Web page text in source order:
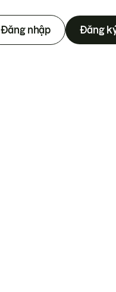
Đăng nhập Đăng